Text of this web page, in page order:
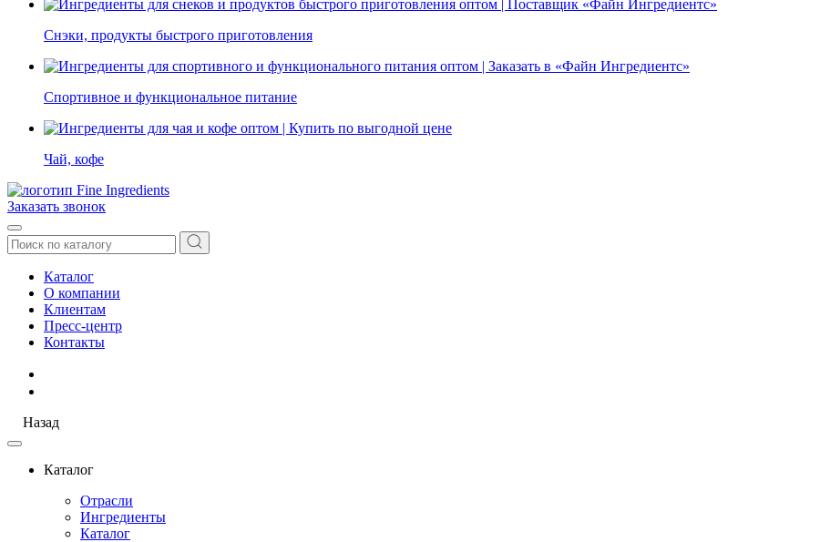
Снэки, продукты быстрого приготовления
Спортивное и функциональное питание
Чай, кофе
Заказать звонок
Каталог
О компании
Клиентам
Пресс-центр
Контакты
Назад
Каталог
Отрасли
Ингредиенты
Каталог